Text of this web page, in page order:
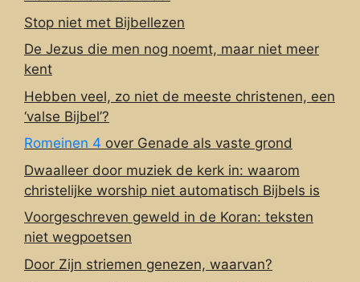
Stop niet met Bijbellezen
De Jezus die men nog noemt, maar niet meer
kent
Hebben veel, zo niet de meeste christenen, een
‘valse Bijbel’?
Romeinen 4 over Genade als vaste grond
Dwaalleer door muziek de kerk in: waarom
christelijke worship niet automatisch Bijbels is
Voorgeschreven geweld in de Koran: teksten
niet wegpoetsen
Door Zijn striemen genezen, waarvan?